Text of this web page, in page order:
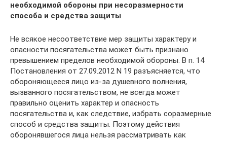
необходимой обороны при несоразмерности
способа и средства защиты
Не всякое несоответствие мер защиты характеру и
опасности посягательства может быть признано
превышением пределов необходимой обороны. В п. 14
Постановления от 27.09.2012 N 19 разъясняется, что
обороняющееся лицо из-за душевного волнения,
вызванного посягательством, не всегда может
правильно оценить характер и опасность
посягательства и, как следствие, избрать соразмерные
способ и средства защиты. Поэтому действия
оборонявшегося лица нельзя рассматривать как